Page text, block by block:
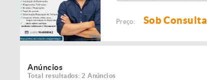
Preço: Sob Consulta
Anúncios
Total resultados: 2 Anúncios